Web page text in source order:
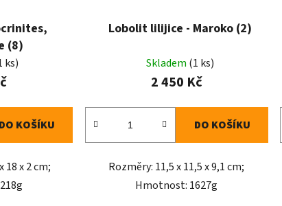
(8)
ks)
DO KOŠÍKU
18 x 2 cm;
Lobolit lilijice - Maroko (2)
Skladem (1 ks)
2 450 Kč
DO KOŠÍKU
Rozměry: 11,5 x 11,5 x 9,1 cm;
Hmotnost: 1627g